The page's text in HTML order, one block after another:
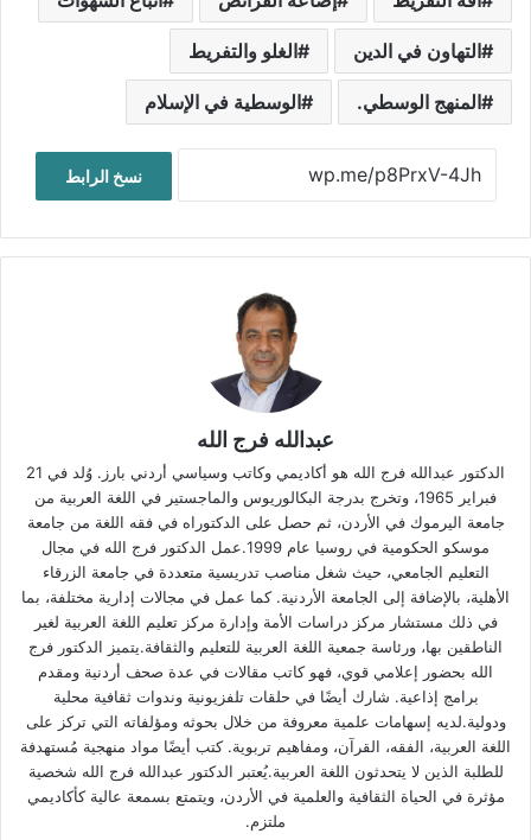
التهاون في الدين الغلو والتفريط
المنهج الوسطي. الوسطية في الإسلام
نسخ الرابط
عبدالله فرج الله
الدكتور عبدالله فرج الله هو أكاديمي وكاتب وسياسي أردني بارز. وُلد في 21
فبراير 1965، وتخرج بدرجة البكالوريوس والماجستير في اللغة العربية من
جامعة اليرموك في الأردن، ثم حصل على الدكتوراه في فقه اللغة من جامعة
موسكو الحكومية في روسيا عام 1999.عمل الدكتور فرج الله في مجال
التعليم الجامعي، حيث شغل مناصب تدريسية متعددة في جامعة الزرقاء
الأهلية، بالإضافة إلى الجامعة الأردنية. كما عمل في مجالات إدارية مختلفة، بما
في ذلك مستشار مركز دراسات الأمة وإدارة مركز تعليم اللغة العربية لغير
الناطقين بها، ورئاسة جمعية اللغة العربية للتعليم والثقافة.يتميز الدكتور فرج
الله بحضور إعلامي قوي، فهو كاتب مقالات في عدة صحف أردنية ومقدم
برامج إذاعية. شارك أيضًا في حلقات تلفزيونية وندوات ثقافية محلية
ودولية.لديه إسهامات علمية معروفة من خلال بحوثه ومؤلفاته التي تركز على
اللغة العربية، الفقه، القرآن، ومفاهيم تربوية. كتب أيضًا مواد منهجية مُستهدفة
للطلبة الذين لا يتحدثون اللغة العربية.يُعتبر الدكتور عبدالله فرج الله شخصية
مؤثرة في الحياة الثقافية والعلمية في الأردن، ويتمتع بسمعة عالية كأكاديمي
ملتزم.